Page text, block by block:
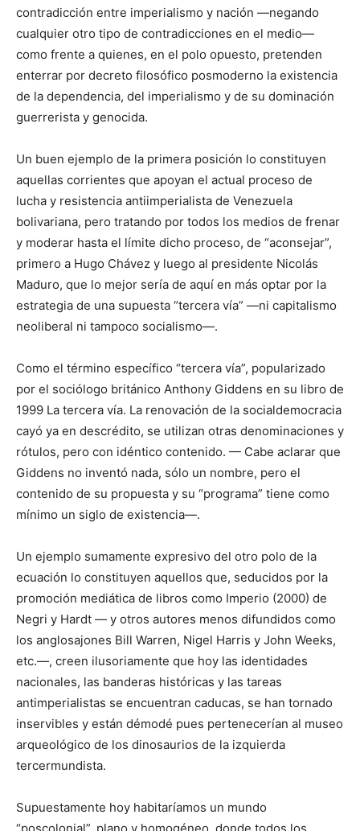
contradicción entre imperialismo y nación —negando
cualquier otro tipo de contradicciones en el medio—
como frente a quienes, en el polo opuesto, pretenden
enterrar por decreto filosófico posmoderno la existencia
de la dependencia, del imperialismo y de su dominación
guerrerista y genocida.
Un buen ejemplo de la primera posición lo constituyen
aquellas corrientes que apoyan el actual proceso de
lucha y resistencia antiimperialista de Venezuela
bolivariana, pero tratando por todos los medios de frenar
y moderar hasta el límite dicho proceso, de “aconsejar”,
primero a Hugo Chávez y luego al presidente Nicolás
Maduro, que lo mejor sería de aquí en más optar por la
estrategia de una supuesta “tercera vía” —ni capitalismo
neoliberal ni tampoco socialismo—.
Como el término específico “tercera vía”, popularizado
por el sociólogo británico Anthony Giddens en su libro de
1999 La tercera vía. La renovación de la socialdemocracia
cayó ya en descrédito, se utilizan otras denominaciones y
rótulos, pero con idéntico contenido. — Cabe aclarar que
Giddens no inventó nada, sólo un nombre, pero el
contenido de su propuesta y su “programa” tiene como
mínimo un siglo de existencia—.
Un ejemplo sumamente expresivo del otro polo de la
ecuación lo constituyen aquellos que, seducidos por la
promoción mediática de libros como Imperio (2000) de
Negri y Hardt — y otros autores menos difundidos como
los anglosajones Bill Warren, Nigel Harris y John Weeks,
etc.—, creen ilusoriamente que hoy las identidades
nacionales, las banderas históricas y las tareas
antimperialistas se encuentran caducas, se han tornado
inservibles y están démodé pues pertenecerían al museo
arqueológico de los dinosaurios de la izquierda
tercermundista.
Supuestamente hoy habitaríamos un mundo